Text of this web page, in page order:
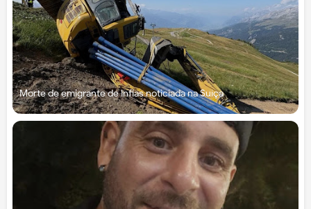
Morte de emigrante de Infias noticiada na Suíça